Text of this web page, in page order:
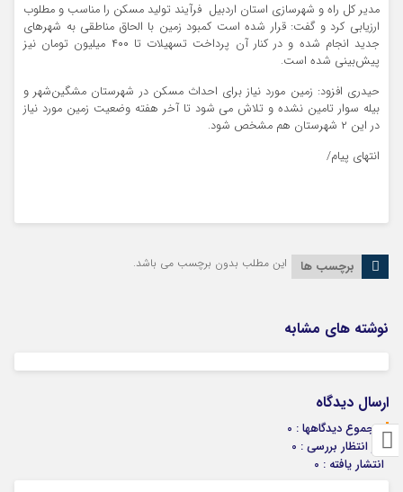
مدیر کل راه و شهرسازی استان اردبیل فرآیند تولید مسکن را مناسب و مطلوب
ارزیابی کرد و گفت: قرار شده است کمبود زمین با الحاق مناطقی به شهرهای
جدید انجام شده و در کنار آن پرداخت تسهیلات تا ۴۰۰ میلیون تومان نیز
پیش‌بینی شده است.
حیدری افزود: زمین مورد نیاز برای احداث مسکن در شهرستان مشگین‌شهر و
بیله سوار تامین نشده و تلاش می شود تا آخر هفته وضعیت زمین مورد نیاز
در این ۲ شهرستان هم مشخص شود.
انتهای پیام/
برچسب ها این مطلب بدون برچسب می باشد.
نوشته های مشابه
ارسال دیدگاه
مجموع دیدگاهها : 0
در انتظار بررسی : 0
انتشار یافته : 0